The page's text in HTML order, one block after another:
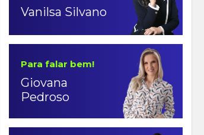
Vanilsa Silvano
Para falar bem!
Giovana
Pedroso